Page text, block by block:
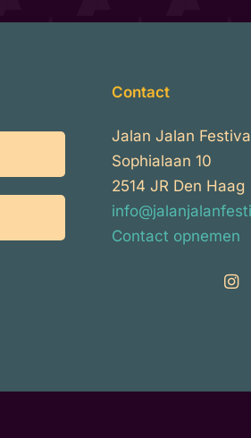
Contact
Jalan Jalan
Sophialaan 10
2514 JR Den Haag
Contact opnemen